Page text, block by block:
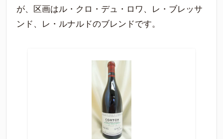
が、区画はル・クロ・デュ・ロワ、レ・ブレッサ
ンド、レ・ルナルドのブレンドです。